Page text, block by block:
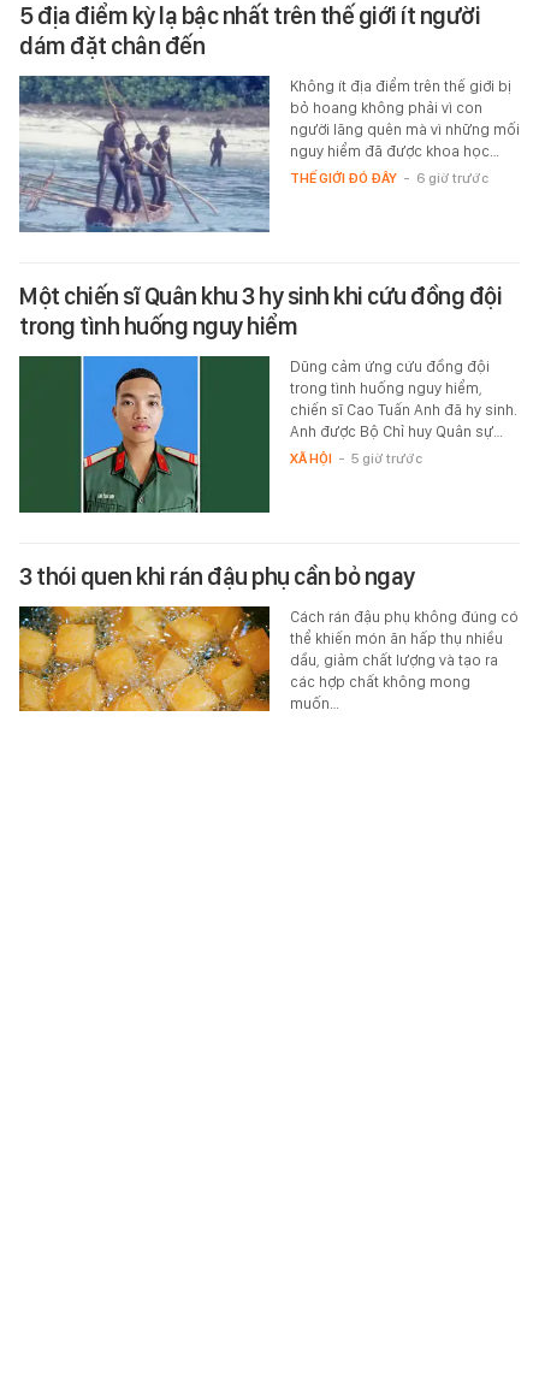
5 địa điểm kỳ lạ bậc nhất trên thế giới ít người
dám đặt chân đến
Không ít địa điểm trên thế giới bị
bỏ hoang không phải vì con
người lãng quên mà vì những mối
nguy hiểm đã được khoa học…
THẾ GIỚI ĐÓ ĐÂY - 6 giờ trước
Một chiến sĩ Quân khu 3 hy sinh khi cứu đồng đội
trong tình huống nguy hiểm
Dũng cảm ứng cứu đồng đội
trong tình huống nguy hiểm,
chiến sĩ Cao Tuấn Anh đã hy sinh.
Anh được Bộ Chỉ huy Quân sự…
XÃ HỘI - 5 giờ trước
3 thói quen khi rán đậu phụ cần bỏ ngay
Cách rán đậu phụ không đúng có
thể khiến món ăn hấp thụ nhiều
dầu, giảm chất lượng và tạo ra
các hợp chất không mong
muốn…